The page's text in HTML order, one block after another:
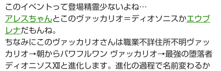
このイベントって登場精霊少ないよね…
アレスちゃんとこのヴァッカリオ＝ディオソニスかエウブ
レナだもんね。
ちなみにこのヴァッカリオさんは職業不詳住所不明ヴァッ
カリオ→朝からパワフルワン ヴァッカリオ→最強の堕落者
ディオニソスⅫと進化します。進化の過程で名前変わるか